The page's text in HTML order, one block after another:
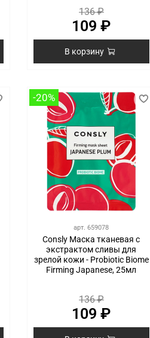
136 ₽
109 ₽
В корзину
-20%
арт.659078
Consly Маска тканевая с
экстрактом сливы для
зрелой кожи - Probiotic Biome
Firming Japanese, 25мл
136 ₽
109 ₽